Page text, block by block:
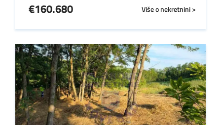
Više o nekretnini >
€160.680